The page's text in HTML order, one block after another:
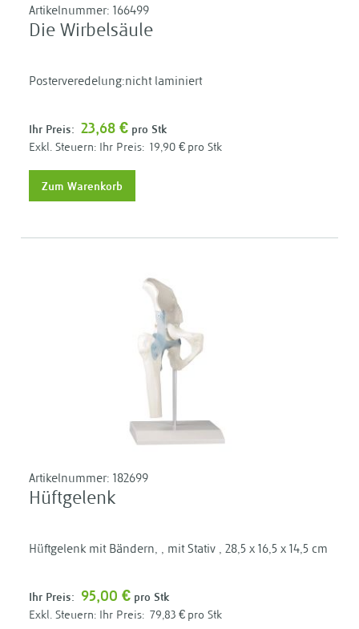
Artikelnummer: 166499
Die Wirbelsäule
Posterveredelung:nicht laminiert
Ihr Preis: 23,68 € pro Stk
Ihr Preis: 19,90 € pro Stk
Zum Warenkorb
Artikelnummer: 182699
Hüftgelenk
Hüftgelenk mit Bändern, , mit Stativ , 28,5 x 16,5 x 14,5 cm
Ihr Preis: 95,00 € pro Stk
Ihr Preis: 79,83 € pro Stk